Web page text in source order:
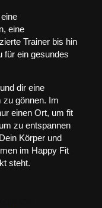
eine
Trainer bis hin
für ein gesundes
dir eine
zu gönnen. Im
einen Ort, um fit
zu entspannen
Körper und
im Happy Fit
steht.